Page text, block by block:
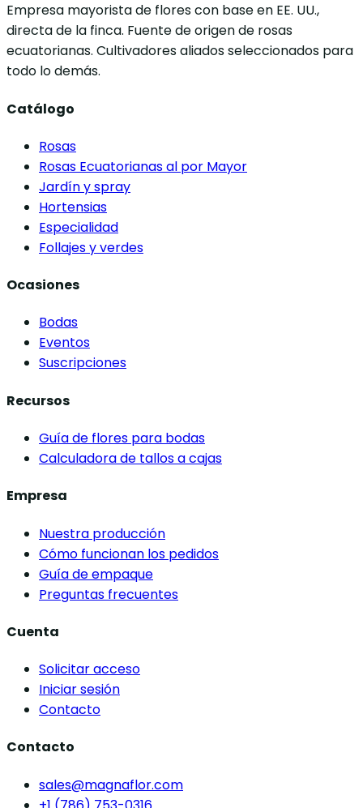
Empresa mayorista de flores con base en EE. UU.,
directa de la finca. Fuente de origen de rosas
ecuatorianas. Cultivadores aliados seleccionados para
todo lo demás.
Catálogo
Rosas
Rosas Ecuatorianas al por Mayor
Jardín y spray
Hortensias
Especialidad
Follajes y verdes
Ocasiones
Bodas
Eventos
Suscripciones
Recursos
Guía de flores para bodas
Calculadora de tallos a cajas
Empresa
Nuestra producción
Cómo funcionan los pedidos
Guía de empaque
Preguntas frecuentes
Cuenta
Solicitar acceso
Iniciar sesión
Contacto
Contacto
sales@magnaflor.com